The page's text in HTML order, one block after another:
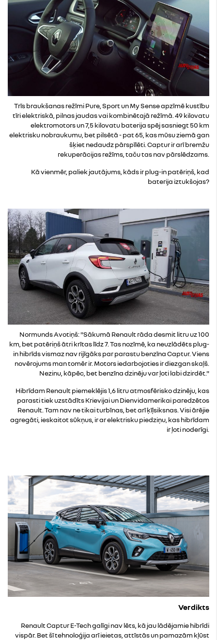
Trīs braukšanas režīmi Pure, Sport un My Sense apzīmē kustību
tīri elektriskā, pilnas jaudas vai kombinētajā režīmā. 49 kilovatu
elektromotors un 7,5 kilovatu baterija spēj sasniegt 50 km
elektrisku nobraukumu, bet pilsētā - pat 65, kas mūsu ziemā gan
šķiet nedaudz pārspīlēti. Captur ir arī bremžu
rekuperācijas režīms, taču tas nav pārslēdzams.
Kā vienmēr, paliek jautājums, kāds ir plug-in patēriņš, kad
baterija iztukšojas?
Normunds Avotiņš: "Sākumā Renault rāda desmit litru uz 100
km, bet patēriņš ātri krītas līdz 7. Tas nozīmē, ka neuzlādēts plug-
in hibrīds vismaz nav rijīgāks par parastu benzīna Captur. Viens
novērojums man tomēr ir. Motors iedarbojoties ir diezgan skaļš.
Nezinu, kāpēc, bet benzīna dzinēju var ļoti labi dzirdēt."
Hibrīdam Renault piemeklējis 1,6 litru atmosfērisko dzinēju, kas
parasti tiek uzstādīts Krievijai un Dienvidamerikai paredzētos
Renault. Tam nav ne tikai turbīnas, bet arī ķīļsiksnas. Visi ārējie
agregāti, ieskaitot sūkņus, ir ar elektrisku piedziņu, kas hibrīdam
ir ļoti noderīgi.
Verdikts
Renault Captur E-Tech galīgi nav lēts, kā jau lādējamie hibrīdi
vispār. Bet šī tehnoloģija arī ieietas, attīstās un pamazām kļūst